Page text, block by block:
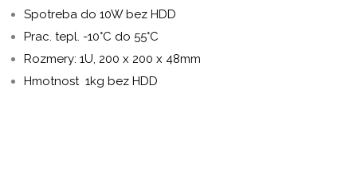
Spotreba do 10W bez HDD
Prac. tepl. -10°C do 55°C
Rozmery: 1U, 200 x 200 x 48mm
Hmotnost 1kg bez HDD